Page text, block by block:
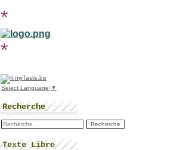
*
*
Select Language ▼
Recherche
Texte Libre